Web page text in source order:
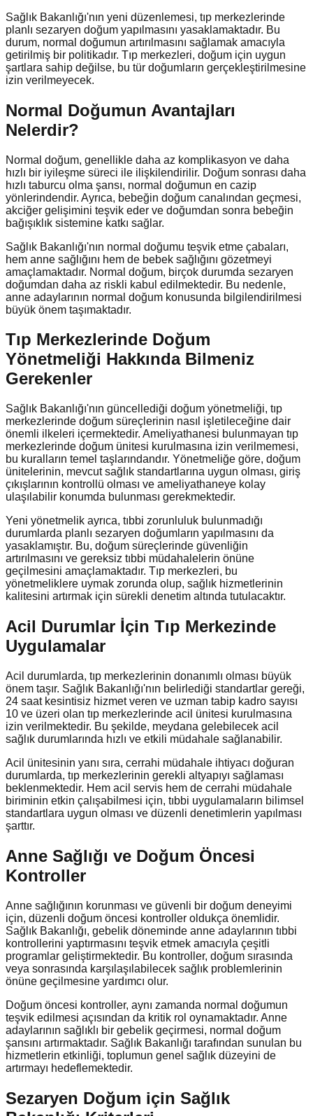
Sağlık Bakanlığı'nın yeni düzenlemesi, tıp merkezlerinde
planlı sezaryen doğum yapılmasını yasaklamaktadır. Bu
durum, normal doğumun artırılmasını sağlamak amacıyla
getirilmiş bir politikadır. Tıp merkezleri, doğum için uygun
şartlara sahip değilse, bu tür doğumların gerçekleştirilmesine
izin verilmeyecek.
Normal Doğumun Avantajları
Nelerdir?
Normal doğum, genellikle daha az komplikasyon ve daha
hızlı bir iyileşme süreci ile ilişkilendirilir. Doğum sonrası daha
hızlı taburcu olma şansı, normal doğumun en cazip
yönlerindendir. Ayrıca, bebeğin doğum canalından geçmesi,
akciğer gelişimini teşvik eder ve doğumdan sonra bebeğin
bağışıklık sistemine katkı sağlar.
Sağlık Bakanlığı'nın normal doğumu teşvik etme çabaları,
hem anne sağlığını hem de bebek sağlığını gözetmeyi
amaçlamaktadır. Normal doğum, birçok durumda sezaryen
doğumdan daha az riskli kabul edilmektedir. Bu nedenle,
anne adaylarının normal doğum konusunda bilgilendirilmesi
büyük önem taşımaktadır.
Tıp Merkezlerinde Doğum
Yönetmeliği Hakkında Bilmeniz
Gerekenler
Sağlık Bakanlığı'nın güncellediği doğum yönetmeliği, tıp
merkezlerinde doğum süreçlerinin nasıl işletileceğine dair
önemli ilkeleri içermektedir. Ameliyathanesi bulunmayan tıp
merkezlerinde doğum ünitesi kurulmasına izin verilmemesi,
bu kuralların temel taşlarındandır. Yönetmeliğe göre, doğum
ünitelerinin, mevcut sağlık standartlarına uygun olması, giriş
çıkışlarının kontrollü olması ve ameliyathaneye kolay
ulaşılabilir konumda bulunması gerekmektedir.
Yeni yönetmelik ayrıca, tıbbi zorunluluk bulunmadığı
durumlarda planlı sezaryen doğumların yapılmasını da
yasaklamıştır. Bu, doğum süreçlerinde güvenliğin
artırılmasını ve gereksiz tıbbi müdahalelerin önüne
geçilmesini amaçlamaktadır. Tıp merkezleri, bu
yönetmeliklere uymak zorunda olup, sağlık hizmetlerinin
kalitesini artırmak için sürekli denetim altında tutulacaktır.
Acil Durumlar İçin Tıp Merkezinde
Uygulamalar
Acil durumlarda, tıp merkezlerinin donanımlı olması büyük
önem taşır. Sağlık Bakanlığı'nın belirlediği standartlar gereği,
24 saat kesintisiz hizmet veren ve uzman tabip kadro sayısı
10 ve üzeri olan tıp merkezlerinde acil ünitesi kurulmasına
izin verilmektedir. Bu şekilde, meydana gelebilecek acil
sağlık durumlarında hızlı ve etkili müdahale sağlanabilir.
Acil ünitesinin yanı sıra, cerrahi müdahale ihtiyacı doğuran
durumlarda, tıp merkezlerinin gerekli altyapıyı sağlaması
beklenmektedir. Hem acil servis hem de cerrahi müdahale
biriminin etkin çalışabilmesi için, tıbbi uygulamaların bilimsel
standartlara uygun olması ve düzenli denetimlerin yapılması
şarttır.
Anne Sağlığı ve Doğum Öncesi
Kontroller
Anne sağlığının korunması ve güvenli bir doğum deneyimi
için, düzenli doğum öncesi kontroller oldukça önemlidir.
Sağlık Bakanlığı, gebelik döneminde anne adaylarının tıbbi
kontrollerini yaptırmasını teşvik etmek amacıyla çeşitli
programlar geliştirmektedir. Bu kontroller, doğum sırasında
veya sonrasında karşılaşılabilecek sağlık problemlerinin
önüne geçilmesine yardımcı olur.
Doğum öncesi kontroller, aynı zamanda normal doğumun
teşvik edilmesi açısından da kritik rol oynamaktadır. Anne
adaylarının sağlıklı bir gebelik geçirmesi, normal doğum
şansını artırmaktadır. Sağlık Bakanlığı tarafından sunulan bu
hizmetlerin etkinliği, toplumun genel sağlık düzeyini de
artırmayı hedeflemektedir.
Sezaryen Doğum için Sağlık